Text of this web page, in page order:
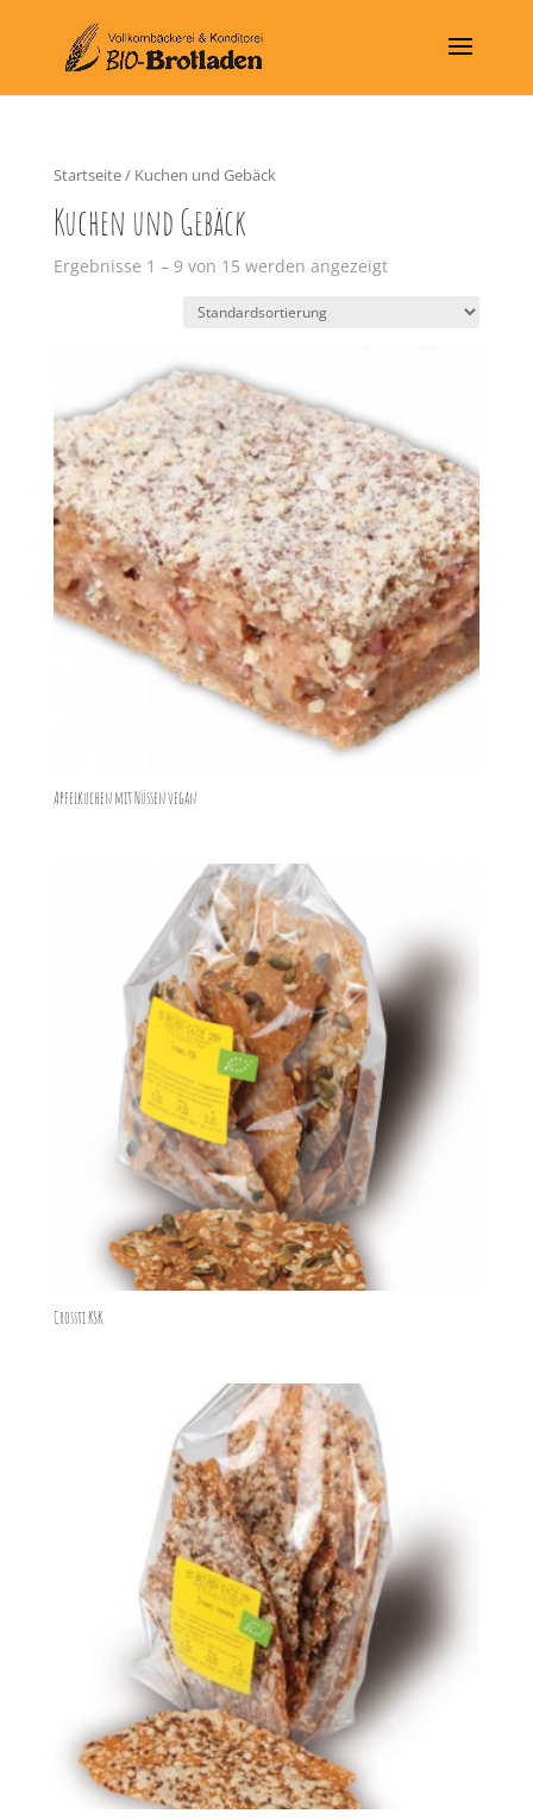
Startseite/ Kuchen und Gebäck
Kuchen und Gebäck
Ergebnisse 1 – 9 von 15 werden angezeigt
Apfelkuchen mit Nüssen vegan
Crossti KSK